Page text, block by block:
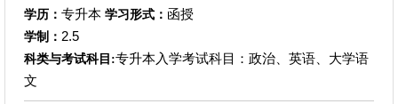
学历： 专升本 学习形式： 函授
学制： 2.5
科类与考试科目:专升本入学考试科目：政治、英语、大学语
文